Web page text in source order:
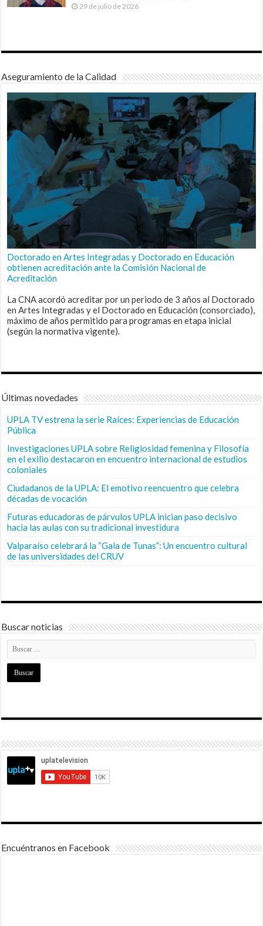
29 de julio de 2026
Aseguramiento de la Calidad
Doctorado en Artes Integradas y Doctorado en Educación
obtienen acreditación ante la Comisión Nacional de
Acreditación
La CNA acordó acreditar por un periodo de 3 años al Doctorado
en Artes Integradas y el Doctorado en Educación (consorciado),
máximo de años permitido para programas en etapa inicial
(según la normativa vigente).
Últimas novedades
UPLA TV estrena la serie Raíces: Experiencias de Educación
Pública
Investigaciones UPLA sobre Religiosidad femenina y Filosofía
en el exilio destacaron en encuentro internacional de estudios
coloniales
Ciudadanos de la UPLA: El emotivo reencuentro que celebra
décadas de vocación
Futuras educadoras de párvulos UPLA inician paso decisivo
hacia las aulas con su tradicional investidura
Valparaíso celebrará la “Gala de Tunas”: Un encuentro cultural
de las universidades del CRUV
Buscar noticias
Encuéntranos en Facebook